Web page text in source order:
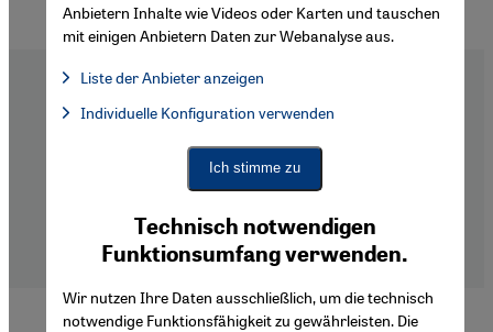
FooterAbout Us
Imprint
Privacy Policy
Declaration of Accessibility
Technisch notwendigen
Funktionsumfang verwenden.
Wir nutzen Ihre Daten ausschließlich, um die technisch
notwendige Funktionsfähigkeit zu gewährleisten. Die
Anbietern Inhalte wie Videos oder Karten und tauschen
mit einigen Anbietern Daten zur Webanalyse aus.
Liste der Anbieter anzeigen
Facebook Embed / Facebook Connect, Google Maps Embed,
Facebook Embed / Facebook Connect
Google Maps Embed
Individuelle Konfiguration verwenden
Ich stimme zu